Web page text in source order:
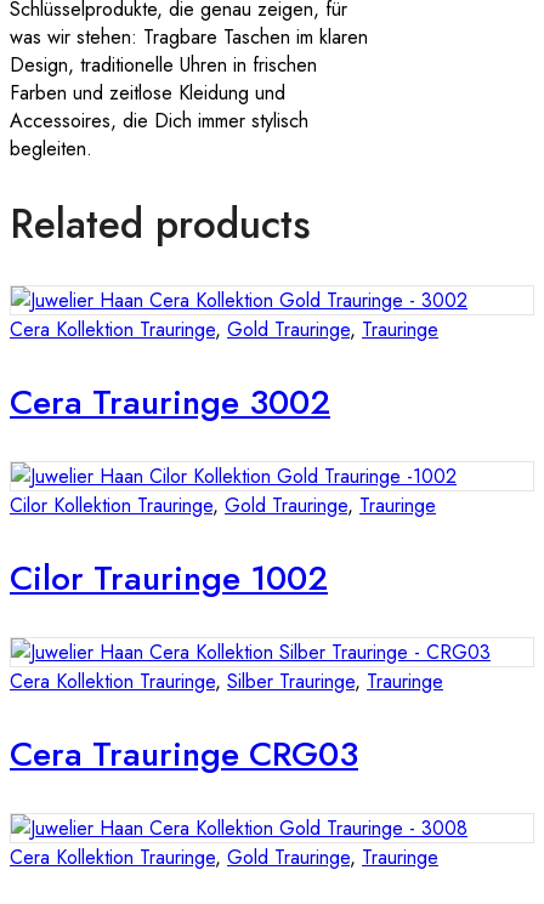
Schlüsselprodukte, die genau zeigen, für
was wir stehen: Tragbare Taschen im klaren
Design, traditionelle Uhren in frischen
Farben und zeitlose Kleidung und
Accessoires, die Dich immer stylisch
begleiten.
Related products
Cera Kollektion Trauringe, Gold Trauringe, Trauringe
Cera Trauringe 3002
Cilor Kollektion Trauringe, Gold Trauringe, Trauringe
Cilor Trauringe 1002
Cera Kollektion Trauringe, Silber Trauringe, Trauringe
Cera Trauringe CRG03
Cera Kollektion Trauringe, Gold Trauringe, Trauringe